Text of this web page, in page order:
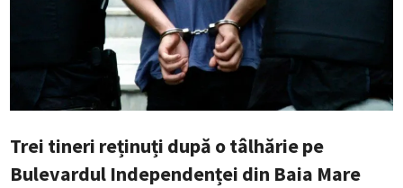
Trei tineri reținuți după o tâlhărie pe
Bulevardul Independenței din Baia Mare